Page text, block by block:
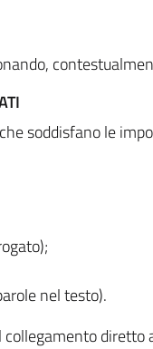
soddisfano le
nel testo).